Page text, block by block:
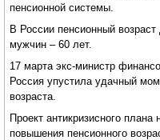
пенсионной системы.
В России пенсионный
мужчин – 60 лет.
17 марта экс-министр
Россия упустила удачный
возраста.
Проект антикризисного
повышения пенсионного